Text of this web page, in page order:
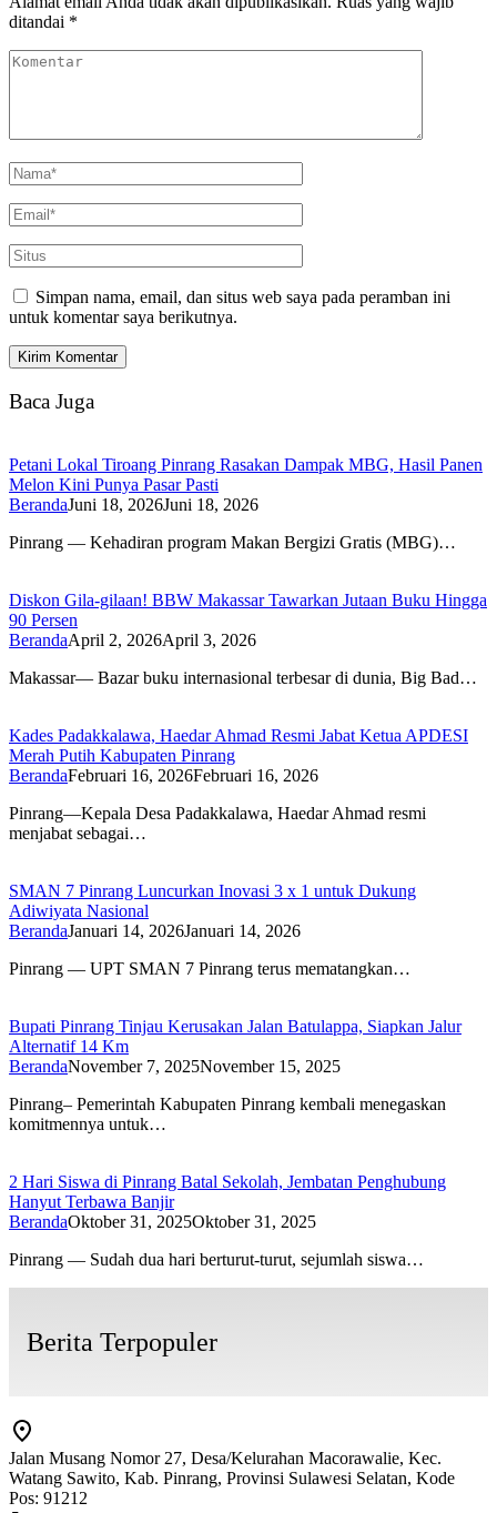
ditandai *
Simpan nama, email, dan situs web saya pada peramban ini
untuk komentar saya berikutnya.
Baca Juga
Petani Lokal Tiroang Pinrang Rasakan Dampak MBG, Hasil Panen
Melon Kini Punya Pasar Pasti
BerandaJuni 18, 2026Juni 18, 2026
Pinrang — Kehadiran program Makan Bergizi Gratis (MBG)…
Diskon Gila-gilaan! BBW Makassar Tawarkan Jutaan Buku Hingga
90 Persen
BerandaApril 2, 2026April 3, 2026
Makassar— Bazar buku internasional terbesar di dunia, Big Bad…
Kades Padakkalawa, Haedar Ahmad Resmi Jabat Ketua APDESI
Merah Putih Kabupaten Pinrang
BerandaFebruari 16, 2026Februari 16, 2026
Pinrang—Kepala Desa Padakkalawa, Haedar Ahmad resmi
menjabat sebagai…
SMAN 7 Pinrang Luncurkan Inovasi 3 x 1 untuk Dukung
Adiwiyata Nasional
BerandaJanuari 14, 2026Januari 14, 2026
Pinrang — UPT SMAN 7 Pinrang terus mematangkan…
Bupati Pinrang Tinjau Kerusakan Jalan Batulappa, Siapkan Jalur
Alternatif 14 Km
BerandaNovember 7, 2025November 15, 2025
Pinrang– Pemerintah Kabupaten Pinrang kembali menegaskan
komitmennya untuk…
2 Hari Siswa di Pinrang Batal Sekolah, Jembatan Penghubung
Hanyut Terbawa Banjir
BerandaOktober 31, 2025Oktober 31, 2025
Pinrang — Sudah dua hari berturut-turut, sejumlah siswa…
Berita Terpopuler
Jalan Musang Nomor 27, Desa/Kelurahan Macorawalie, Kec.
Watang Sawito, Kab. Pinrang, Provinsi Sulawesi Selatan, Kode
Pos: 91212